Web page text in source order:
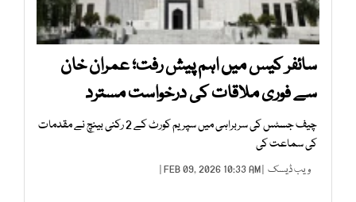
سائفر کیس میں اہم پیش رفت؛ عمران خان
سے فوری ملاقات کی درخواست مسترد
چیف جسٹس کی سربراہی میں سپریم کورٹ کے 2 رکنی بینچ نے مقدمات
کی سماعت کی
ویب ڈیسک | FEB 09, 2026 10:33 AM |